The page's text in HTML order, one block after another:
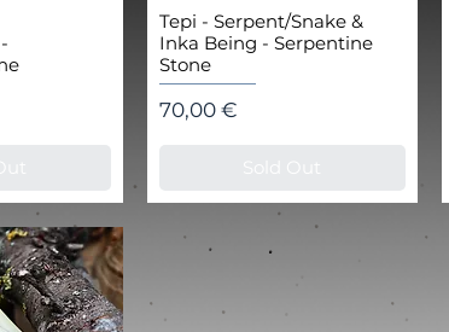
Tepi - Serpent/Snake &
Inka Being - Serpentine
Stone
Цена
70,00 €